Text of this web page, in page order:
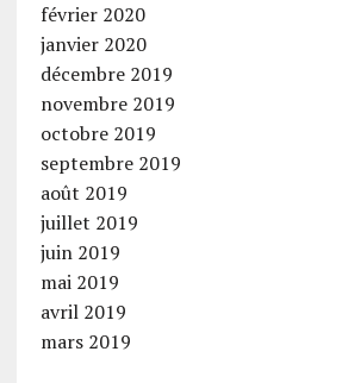
février 2020
janvier 2020
décembre 2019
novembre 2019
octobre 2019
septembre 2019
août 2019
juillet 2019
juin 2019
mai 2019
avril 2019
mars 2019